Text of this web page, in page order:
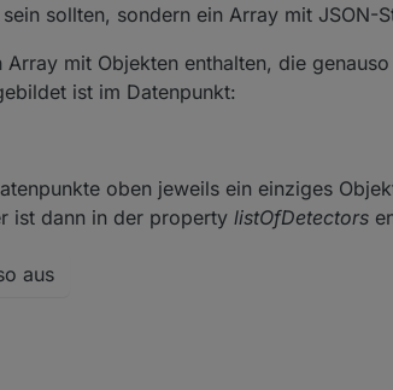
sollten, sondern ein Array mit JSON-
mit Objekten enthalten, die
ist im Datenpunkt:
oben jeweils ein einziges
ist dann in der property listOfDetectors
aus